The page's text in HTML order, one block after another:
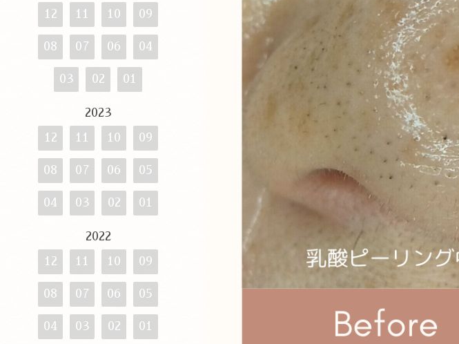
12
11 10 09
08 07 06 04
03 02 01
2023
12
11 10 09
08 07 06 05
04 03 02 01
2022
12
11 10 09
08 07 06 05
04 03 02 01